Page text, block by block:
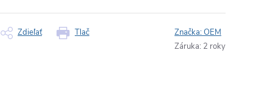
Tlač
Zdieľať Značka:OEM
Záruka: 2 roky